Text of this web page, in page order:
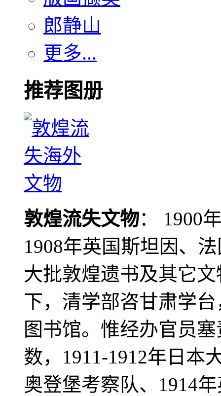
郎静山
更多...
推荐图册
敦煌流失文物： 1900
1908年英国斯坦因、
大批敦煌遗书及其它
下，清学部咨甘肃学
图书馆。惟经办官员
数，1911-1912年日本
奥登堡考察队、1914